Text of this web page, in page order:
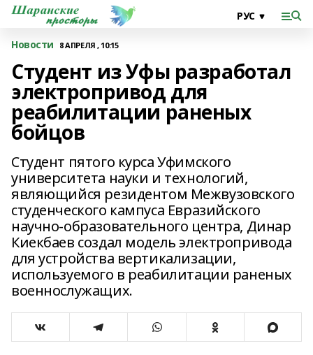
Новости 8 АПРЕЛЯ , 10:15
Студент из Уфы разработал
электропривод для
реабилитации раненых
бойцов
Студент пятого курса Уфимского
университета науки и технологий,
являющийся резидентом Межвузовского
студенческого кампуса Евразийского
научно-образовательного центра, Динар
Киекбаев создал модель электропривода
для устройства вертикализации,
используемого в реабилитации раненых
военнослужащих.